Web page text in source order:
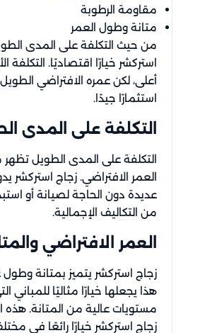
مقاومة الرطوبة
متانة وطول العمر
من حيث التكلفة على المدى
استركشر خيارًا اقتصاديًا. التكلفة
أعلى، لكن عمره الافتراضي
استثمارًا جيدًا.
التكلفة على المدى
التكلفة على المدى الطويل
العمر الافتراضي. زجاج استركشر
عديدة دون الحاجة لصيانة أو
من التكاليف الإجمالية.
العمر الافتراضي
زجاج استركشر يتميز بمتانة
هذا يجعلها خيارًا مثاليًا للمباني
مستويات عالية من المتانة. هذه
زجاج استركشر خيارًا رائعًا في